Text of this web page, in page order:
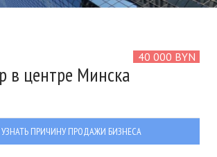
40 000 BYN
в центре Минска
УЗНАТЬ ПРИЧИНУ ПРОДАЖИ БИЗНЕСА